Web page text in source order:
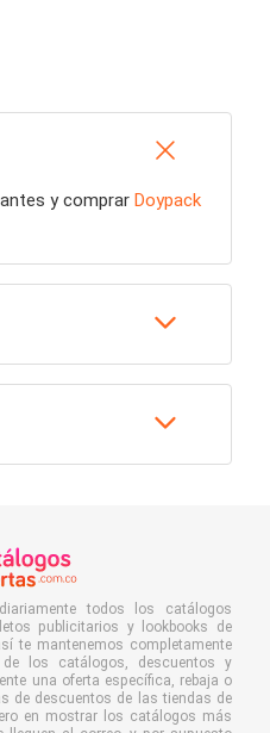
y comprar Doypack
todos los catálogos
publicitarios y lookbooks de
te mantenemos completamente
los catálogos, descuentos y
una oferta específica, rebaja o
de descuentos de las tiendas de
en mostrar los catálogos más